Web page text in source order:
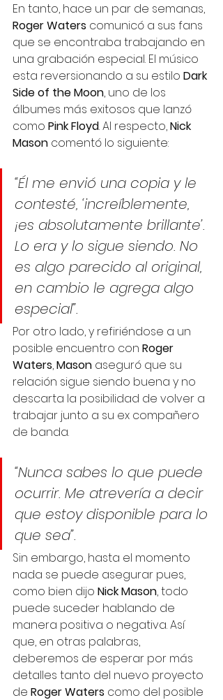
En tanto, hace un par de semanas,
Roger Waters comunicó a sus fans
que se encontraba trabajando en
una grabación especial. El músico
esta reversionando a su estilo Dark
Side of the Moon, uno de los
álbumes más exitosos que lanzó
como Pink Floyd. Al respecto, Nick
Mason comentó lo siguiente:
“Él me envió una copia y le
contesté, ‘increíblemente,
¡es absolutamente brillante’.
Lo era y lo sigue siendo. No
es algo parecido al original,
en cambio le agrega algo
especial”.
Por otro lado, y refiriéndose a un
posible encuentro con Roger
Waters, Mason aseguró que su
relación sigue siendo buena y no
descarta la posibilidad de volver a
trabajar junto a su ex compañero
de banda.
“Nunca sabes lo que puede
ocurrir. Me atrevería a decir
que estoy disponible para lo
que sea”.
Sin embargo, hasta el momento
nada se puede asegurar pues,
como bien dijo Nick Mason, todo
puede suceder hablando de
manera positiva o negativa. Así
que, en otras palabras,
deberemos de esperar por más
detalles tanto del nuevo proyecto
de Roger Waters como del posible